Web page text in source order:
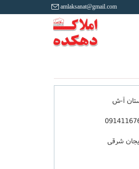
amlaksanat@gmail.com
آ-ش
شرقی